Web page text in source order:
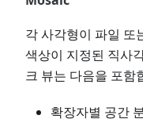
각 사각형이 파일 또
색상이 지정된 직사
크 뷰는 다음을 포함
확장자별 공간